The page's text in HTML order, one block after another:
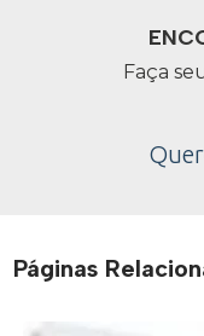
Faça
Páginas